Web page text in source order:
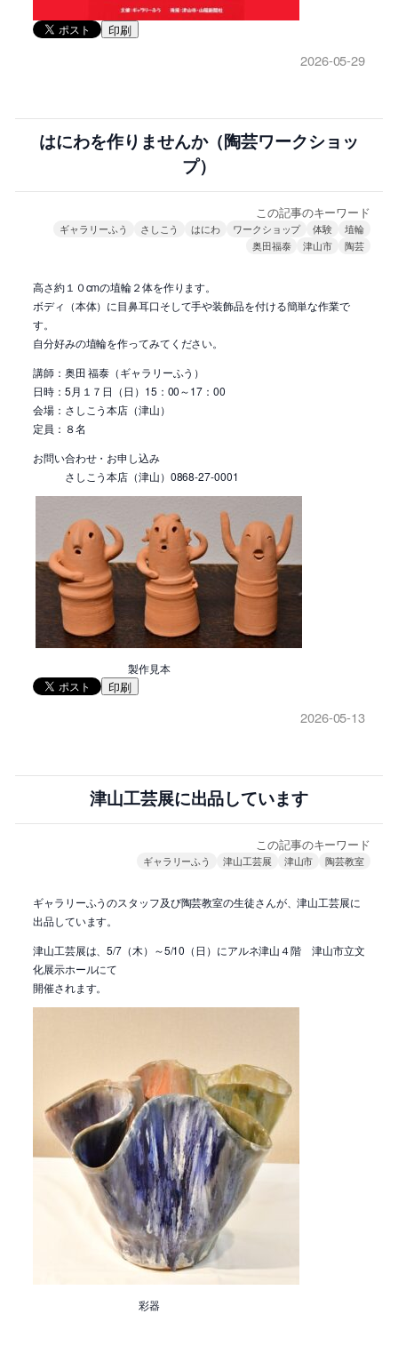
印刷
2026-05-29
はにわを作りませんか（陶芸ワークショッ
プ）
この記事のキーワード
ギャラリーふう さしこう はにわ ワークショップ 体験
埴輪
奥田福泰
津山市 陶芸
高さ約１０cmの埴輪２体を作ります。
ボディ（本体）に目鼻耳口そして手や装飾品を付ける簡単な作業で
す。
自分好みの埴輪を作ってみてください。
講師：奥田 福泰（ギャラリーふう）
日時：5月１７日（日）15：00～17：00
会場：さしこう本店（津山）
定員：８名
お問い合わせ・お申し込み
さしこう本店（津山）0868-27-0001
製作見本
印刷
2026-05-13
津山工芸展に出品しています
この記事のキーワード
ギャラリーふう 津山工芸展 津山市 陶芸教室
ギャラリーふうのスタッフ及び陶芸教室の生徒さんが、津山工芸展に
出品しています。
津山工芸展は、5/7（木）～5/10（日）にアルネ津山４階 津山市立文
化展示ホールにて
開催されます。
彩器